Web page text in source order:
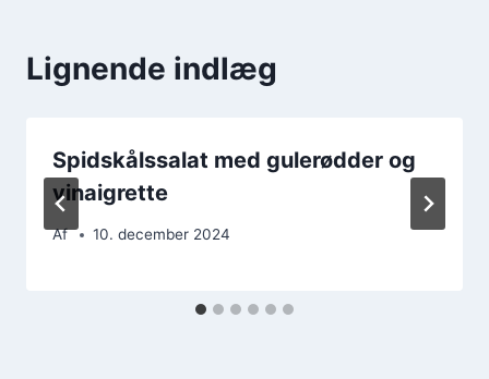
Lignende indlæg
Spidskålssalat med gulerødder og
vinaigrette
Af 10. december 2024